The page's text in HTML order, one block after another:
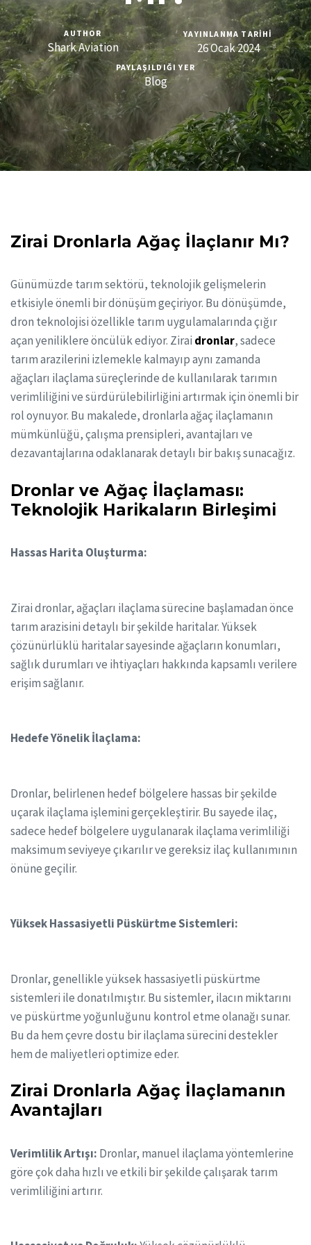
AUTHOR
Shark Aviation
YAYINLANMA TARIHI
26 Ocak 2024
PAYLAŞILDIĞI YER
Blog
Zirai Dronlarla Ağaç İlaçlanır Mı?
Günümüzde tarım sektörü, teknolojik gelişmelerin
etkisiyle önemli bir dönüşüm geçiriyor. Bu dönüşümde,
dron teknolojisi özellikle tarım uygulamalarında çığır
açan yeniliklere öncülük ediyor. Zirai dronlar, sadece
tarım arazilerini izlemekle kalmayıp aynı zamanda
ağaçları ilaçlama süreçlerinde de kullanılarak tarımın
verimliliğini ve sürdürülebilirliğini artırmak için önemli bir
rol oynuyor. Bu makalede, dronlarla ağaç ilaçlamanın
mümkünlüğü, çalışma prensipleri, avantajları ve
dezavantajlarına odaklanarak detaylı bir bakış sunacağız.
Dronlar ve Ağaç İlaçlaması:
Teknolojik Harikaların Birleşimi
Hassas Harita Oluşturma:
Zirai dronlar, ağaçları ilaçlama sürecine başlamadan önce
tarım arazisini detaylı bir şekilde haritalar. Yüksek
çözünürlüklü haritalar sayesinde ağaçların konumları,
sağlık durumları ve ihtiyaçları hakkında kapsamlı verilere
erişim sağlanır.
Hedefe Yönelik İlaçlama:
Dronlar, belirlenen hedef bölgelere hassas bir şekilde
uçarak ilaçlama işlemini gerçekleştirir. Bu sayede ilaç,
sadece hedef bölgelere uygulanarak ilaçlama verimliliği
maksimum seviyeye çıkarılır ve gereksiz ilaç kullanımının
önüne geçilir.
Yüksek Hassasiyetli Püskürtme Sistemleri:
Dronlar, genellikle yüksek hassasiyetli püskürtme
sistemleri ile donatılmıştır. Bu sistemler, ilacın miktarını
ve püskürtme yoğunluğunu kontrol etme olanağı sunar.
Bu da hem çevre dostu bir ilaçlama sürecini destekler
hem de maliyetleri optimize eder.
Zirai Dronlarla Ağaç İlaçlamanın
Avantajları
Verimlilik Artışı: Dronlar, manuel ilaçlama yöntemlerine
göre çok daha hızlı ve etkili bir şekilde çalışarak tarım
verimliliğini artırır.